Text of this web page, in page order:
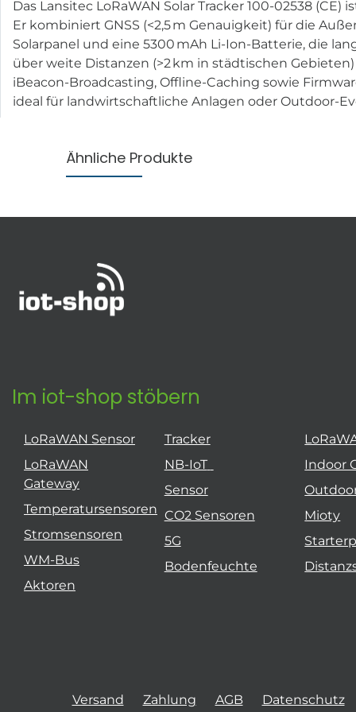
Das Lansitec LoRaWAN Solar Tracker 100-02538
Er kombiniert GNSS (<2,5 m Genauigkeit) für die
Solarpanel und eine 5300 mAh Li-Ion-Batterie, die
über weite Distanzen (>2 km in städtischen
iBeacon-Broadcasting, Offline-Caching sowie
ideal für landwirtschaftliche Anlagen oder Outdoor-
Ähnliche Produkte
Im iot-shop stöbern
LoRaWAN Sensor
LoRaWAN
Gateway
Temperatursensoren
Stromsensoren
WM-Bus
Aktoren
Tracker
NB-IoT
Sensor
CO2 Sensoren
5G
Bodenfeuchte
Indoor
Mioty
Versand Zahlung AGB Datenschutz